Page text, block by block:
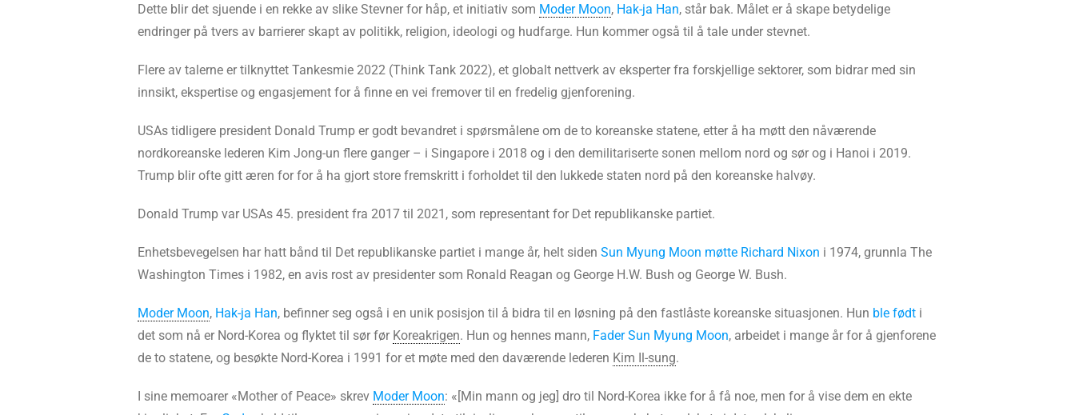
Dette blir det sjuende i en rekke av slike Stevner for håp, et initiativ som Moder Moon, Hak-ja Han, står bak. Målet er å skape betydelige
endringer på tvers av barrierer skapt av politikk, religion, ideologi og hudfarge. Hun kommer også til å tale under stevnet.
Flere av talerne er tilknyttet Tankesmie 2022 (Think Tank 2022), et globalt nettverk av eksperter fra forskjellige sektorer, som bidrar med sin
innsikt, ekspertise og engasjement for å finne en vei fremover til en fredelig gjenforening.
USAs tidligere president Donald Trump er godt bevandret i spørsmålene om de to koreanske statene, etter å ha møtt den nåværende
nordkoreanske lederen Kim Jong-un flere ganger – i Singapore i 2018 og i den demilitariserte sonen mellom nord og sør og i Hanoi i 2019.
Trump blir ofte gitt æren for for å ha gjort store fremskritt i forholdet til den lukkede staten nord på den koreanske halvøy.
Donald Trump var USAs 45. president fra 2017 til 2021, som representant for Det republikanske partiet.
Enhetsbevegelsen har hatt bånd til Det republikanske partiet i mange år, helt siden Sun Myung Moon møtte Richard Nixon i 1974, grunnla The
Washington Times i 1982, en avis rost av presidenter som Ronald Reagan og George H.W. Bush og George W. Bush.
Moder Moon, Hak-ja Han, befinner seg også i en unik posisjon til å bidra til en løsning på den fastlåste koreanske situasjonen. Hun ble fødti
det som nå er Nord-Korea og flyktet til sør før Koreakrigen. Hun og hennes mann, Fader Sun Myung Moon, arbeidet i mange år for å gjenforene
de to statene, og besøkte Nord-Korea i 1991 for et møte med den daværende lederen Kim Il-sung.
I sine memoarer «Mother of Peace» skrev Moder Moon: «[Min mann og jeg] dro til Nord-Korea ikke for å få noe, men for å vise dem en ekte